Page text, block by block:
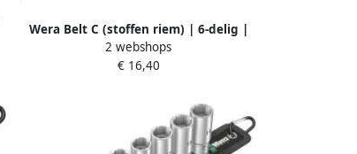
Wera Belt C (stoffen riem) | 6-delig |
zonder gereedschap 05003892001
2 webshops
€ 16,40